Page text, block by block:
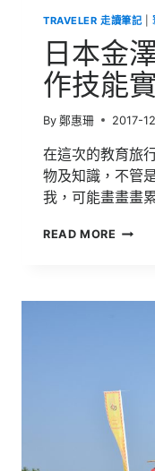
TRAVELER 走讀筆記|
日本金
作技能
By 鄭惠珊 2017-
在這次的教育旅
物及知識，不管
我，可能畫畫畫
READ MORE
手
作
技
能
實